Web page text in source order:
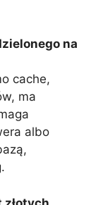
na
cache,
ma
albo